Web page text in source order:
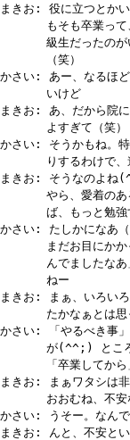
まきお: 役に立つとか
もそも卒業って、小
級生だったのがいき
（笑）
かさい: あー、なるほど
いけど
まきお: あ、だから院
よすぎて（笑）
かさい: そうかもね。特
りするわけで、進学
まきお: そうなのよね
やら、愛着のある
ば、もっと勉強すり
かさい: たしかになあ（
まだお目にかかった
んでましたなあ」っ
ねー
まきお: まぁ、いろい
たかなぁとは思っ
かさい: 「やるべき事」
が(^^;) ところで、
「卒業してから」の
まきお: まぁワタシは非
おおむね、不安な
かさい: うそー。なん
まきお: んと、不安と